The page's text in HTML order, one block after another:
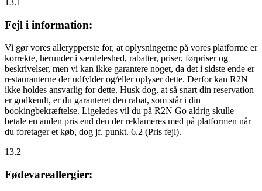
13.1
Fejl i information:
Vi gør vores allerypperste for, at oplysningerne på vores platforme er
korrekte, herunder i særdeleshed, rabatter, priser, førpriser og
beskrivelser, men vi kan ikke garantere noget, da det i sidste ende er
restauranterne der udfylder og/eller oplyser dette. Derfor kan R2N
ikke holdes ansvarlig for dette. Husk dog, at så snart din reservation
er godkendt, er du garanteret den rabat, som står i din
bookingbekræftelse. Ligeledes vil du på R2N Go aldrig skulle
betale en anden pris end den der reklameres med på platformen når
du foretager et køb, dog jf. punkt. 6.2 (Pris fejl).
13.2
Fødevareallergier: